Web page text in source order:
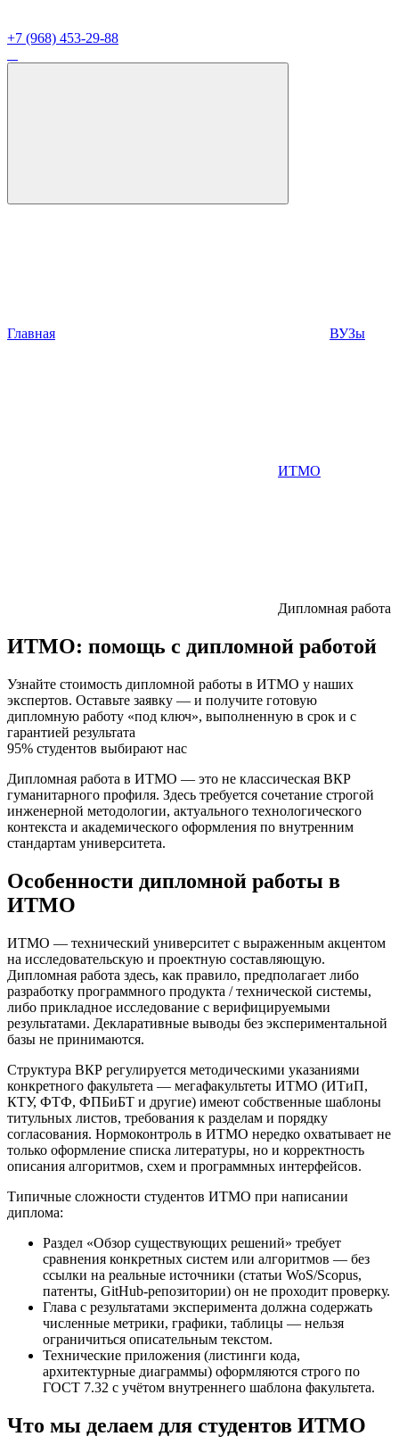
+7 (968) 453-29-88
Главная ВУЗы
ИТМО
Дипломная работа
ИТМО: помощь с дипломной работой
Узнайте стоимость дипломной работы в ИТМО у наших
экспертов. Оставьте заявку — и получите готовую
дипломную работу «под ключ», выполненную в срок и с
гарантией результата
95% студентов выбирают нас
Дипломная работа в ИТМО — это не классическая ВКР
гуманитарного профиля. Здесь требуется сочетание строгой
инженерной методологии, актуального технологического
контекста и академического оформления по внутренним
стандартам университета.
Особенности дипломной работы в
ИТМО
ИТМО — технический университет с выраженным акцентом
на исследовательскую и проектную составляющую.
Дипломная работа здесь, как правило, предполагает либо
разработку программного продукта / технической системы,
либо прикладное исследование с верифицируемыми
результатами. Декларативные выводы без экспериментальной
базы не принимаются.
Структура ВКР регулируется методическими указаниями
конкретного факультета — мегафакультеты ИТМО (ИТиП,
КТУ, ФТФ, ФПБиБТ и другие) имеют собственные шаблоны
титульных листов, требования к разделам и порядку
согласования. Нормоконтроль в ИТМО нередко охватывает не
только оформление списка литературы, но и корректность
описания алгоритмов, схем и программных интерфейсов.
Типичные сложности студентов ИТМО при написании
диплома:
Раздел «Обзор существующих решений» требует
сравнения конкретных систем или алгоритмов — без
ссылки на реальные источники (статьи WoS/Scopus,
патенты, GitHub-репозитории) он не проходит проверку.
Глава с результатами эксперимента должна содержать
численные метрики, графики, таблицы — нельзя
ограничиться описательным текстом.
Технические приложения (листинги кода,
архитектурные диаграммы) оформляются строго по
ГОСТ 7.32 с учётом внутреннего шаблона факультета.
Что мы делаем для студентов ИТМО